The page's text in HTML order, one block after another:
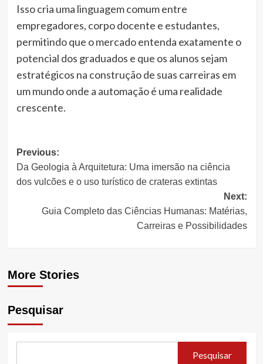
Isso cria uma linguagem comum entre
empregadores, corpo docente e estudantes,
permitindo que o mercado entenda exatamente o
potencial dos graduados e que os alunos sejam
estratégicos na construção de suas carreiras em
um mundo onde a automação é uma realidade
crescente.
Post
navigation
Previous:
Da Geologia à Arquitetura: Uma imersão na ciência
dos vulcões e o uso turístico de crateras extintas
Next:
Guia Completo das Ciências Humanas: Matérias,
Carreiras e Possibilidades
More Stories
Pesquisar
Pesquisar